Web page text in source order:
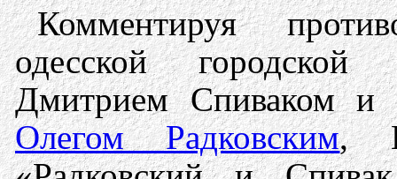
Комментируя
одесской городской
Дмитрием Спиваком и
Олегом Радковским,